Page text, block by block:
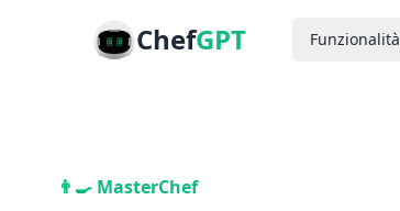
ChefGPT Funzionalità
👨‍🍳 MasterChef